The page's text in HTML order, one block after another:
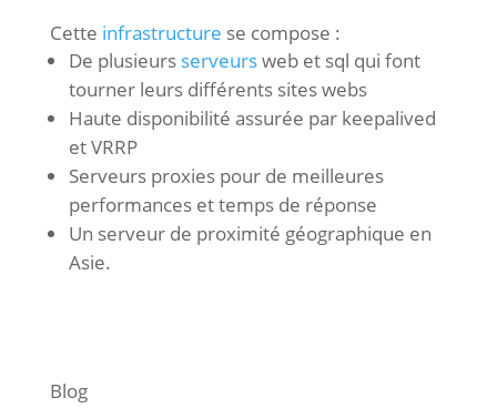
Cette infrastructure se compose :
De plusieurs serveursweb et sql qui font
tourner leurs différents sites webs
Haute disponibilité assurée par keepalived
et VRRP
Serveurs proxies pour de meilleures
performances et temps de réponse
Un serveur de proximité géographique en
Asie.
Blog